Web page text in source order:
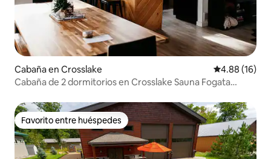
Cabaña en Crosslake Calificación
4.88 (16)
Cabaña de 2 dormitorios en Crosslake Sauna Fogata
Favorito entre huéspedes
Favorito entre huéspedes